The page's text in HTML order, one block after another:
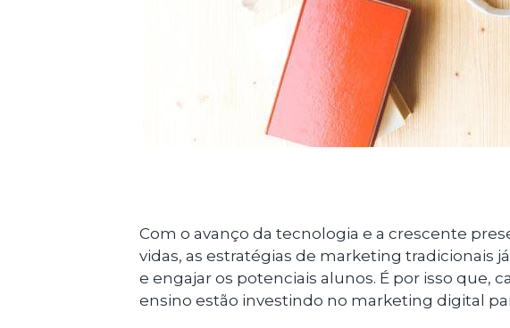
Com o avanço da tecnologia e a crescente
vidas, as estratégias de marketing tradicionais
e engajar os potenciais alunos. É por isso que,
ensino estão investindo no marketing digital